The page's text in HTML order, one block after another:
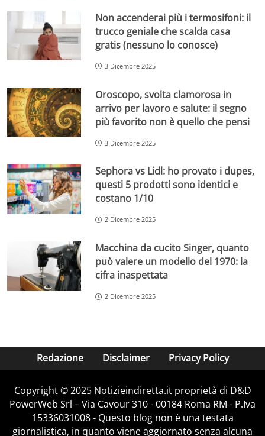
Non accenderai più i termosifoni: il
trucco geniale che scalda casa
gratis (nessuno lo conosce)
3 Dicembre 2025
Oroscopo, svolta clamorosa in
arrivo per lavoro e salute: il segno
più favorito non è quello che pensi
3 Dicembre 2025
Sephora vs Lidl: ho provato i dupes,
questi 5 prodotti sono identici e
costano 1/10
2 Dicembre 2025
Macchina da cucito Singer, quanto
può valere un modello del 1970: la
cifra inaspettata
2 Dicembre 2025
Redazione Disclaimer Privacy Policy
Copyright © 2025 Notizieindiretta.it proprietà di D&D
PowerWeb Srl – Via Cavour 310 - 00184 Roma RM - P.Iva
15336031008 - Questo blog non è una testata
giornalistica, in quanto viene aggiornato senza alcuna